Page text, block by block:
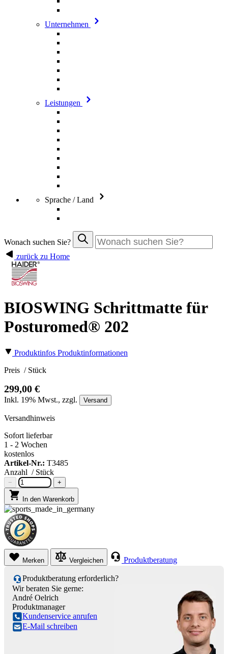
Unternehmen
Leistungen
Sprache / Land
Wonach suchen Sie?
zurück zu Home
BIOSWING Schrittmatte für
Posturomed® 202
Produktinfos Produktinformationen
Preis / Stück
299,00 €
Inkl. 19% Mwst., zzgl. Versand
Versandhinweis
Sofort lieferbar
1 - 2 Wochen
kostenlos
Artikel-Nr.: T3485
Anzahl / Stück
− +
In den Warenkorb
Merken Vergleichen Produktberatung
Produktberatung erforderlich?
Wir beraten Sie gerne:
André Oelrich
Produktmanager
Kundenservice anrufen
E-Mail schreiben